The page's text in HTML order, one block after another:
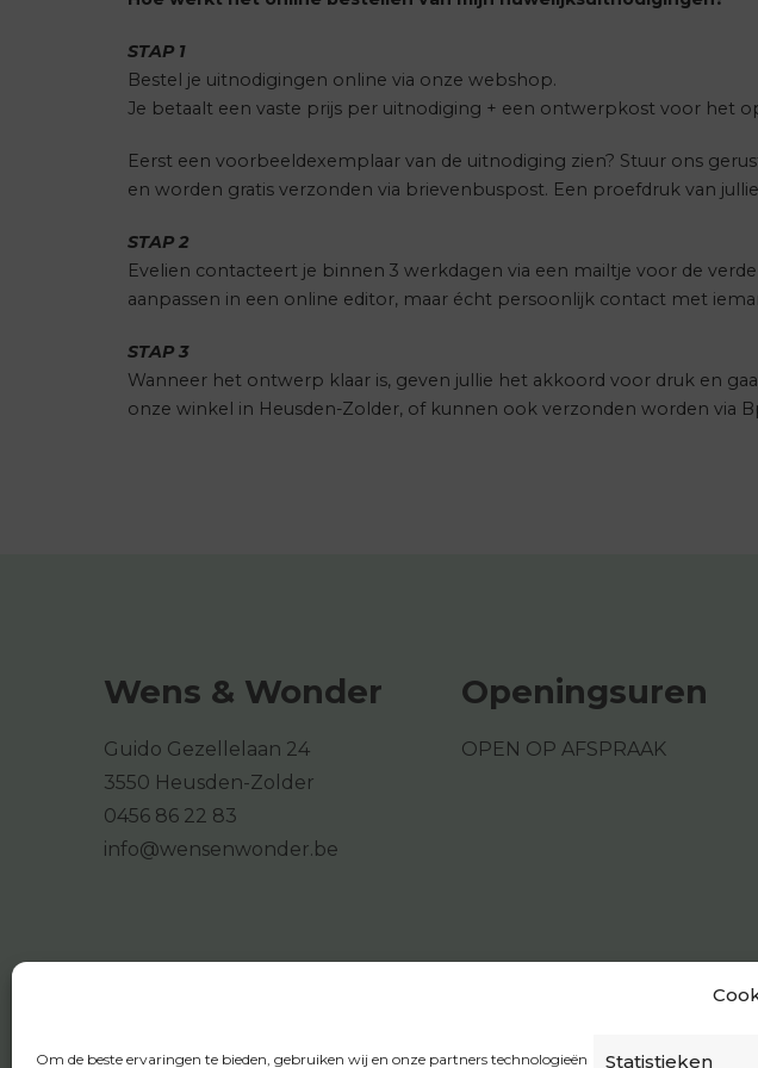
Om de beste ervaringen te bieden, gebruiken wij en onze partners technologieën Statistieken
STAP 1
Bestel je uitnodigingen online via onze webshop.
Je betaalt een vaste prijs per uitnodiging + een ontwerpkost voor het
Eerst een voorbeeldexemplaar van de uitnodiging zien? Stuur ons
en worden gratis verzonden via brievenbuspost. Een proefdruk van
STAP 2
Evelien contacteert je binnen 3 werkdagen via een mailtje voor de
aanpassen in een online editor, maar écht persoonlijk contact met
STAP 3
Wanneer het ontwerp klaar is, geven jullie het akkoord voor druk en
onze winkel in Heusden-Zolder, of kunnen ook verzonden worden via
Wens & Wonder
Guido Gezellelaan 24
3550 Heusden-Zolder
0456 86 22 83
info@wensenwonder.be
Openingsuren
OPEN OP AFSPRAAK